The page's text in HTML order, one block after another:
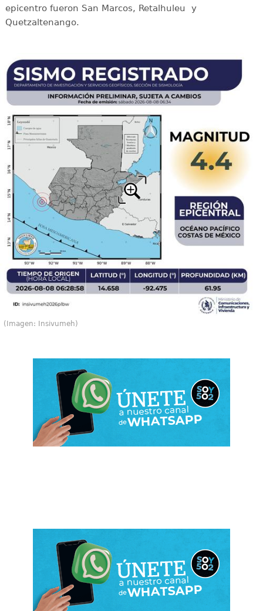
epicentro fueron San Marcos, Retalhuleu y
Quetzaltenango.
(Imagen: Insivumeh)